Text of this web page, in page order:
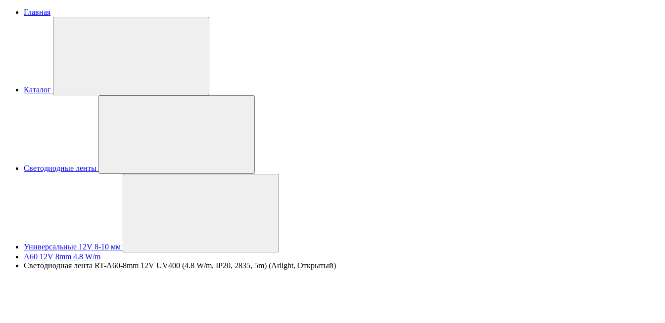
Главная
Каталог
Светодиодные ленты
Универсальные 12V 8-10 мм
A60 12V 8mm 4.8 W/m
Светодиодная лента RT-A60-8mm 12V UV400 (4.8 W/m, IP20, 2835, 5m) (Arlight, Открытый)